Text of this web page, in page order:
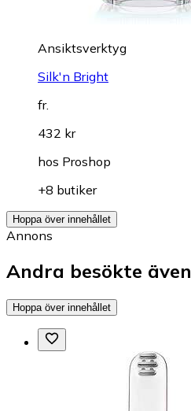
Ansiktsverktyg
Silk'n Bright
fr.
432 kr
hos Proshop
+8 butiker
Hoppa över innehållet
Annons
Andra besökte även
Hoppa över innehållet